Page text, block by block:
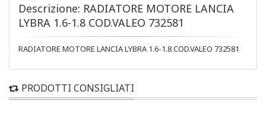
Descrizione: RADIATORE MOTORE LANCIA
LYBRA 1.6-1.8 COD.VALEO 732581
RADIATORE MOTORE LANCIA LYBRA 1.6-1.8 COD.VALEO 732581
PRODOTTI CONSIGLIATI